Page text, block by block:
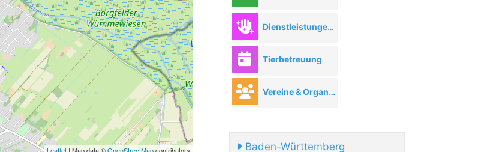
Dienstleistungen rund ums Tier
Tierbetreuung
Vereine & Organisationen
Baden-Württemberg